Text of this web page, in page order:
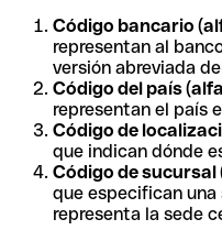
Código bancario
representan al
versión abreviada
Código del país
representan el país
Código de
que indican dónde
Código de
que especifican una
representa la sede